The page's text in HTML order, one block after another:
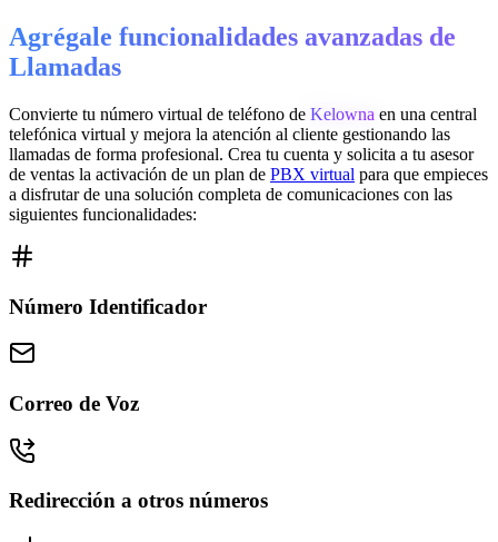
Agrégale funcionalidades avanzadas de
Llamadas
Convierte tu número virtual de teléfono de Kelowna en una central
telefónica virtual y mejora la atención al cliente gestionando las
llamadas de forma profesional. Crea tu cuenta y solicita a tu asesor
de ventas la activación de un plan de PBX virtual para que empieces
a disfrutar de una solución completa de comunicaciones con las
siguientes funcionalidades:
Número Identificador
Correo de Voz
Redirección a otros números